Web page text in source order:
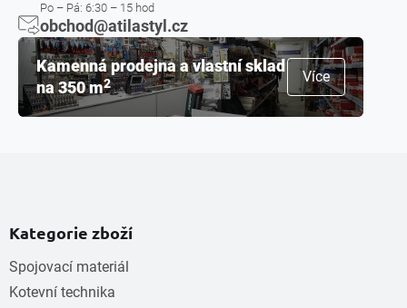
Po – Pá: 6:30 – 15 hod
obchod@atilastyl.cz
Kamenná prodejna a vlastní sklad
na 350 m2 Více
Kategorie zboží
Spojovací materiál
Kotevní technika